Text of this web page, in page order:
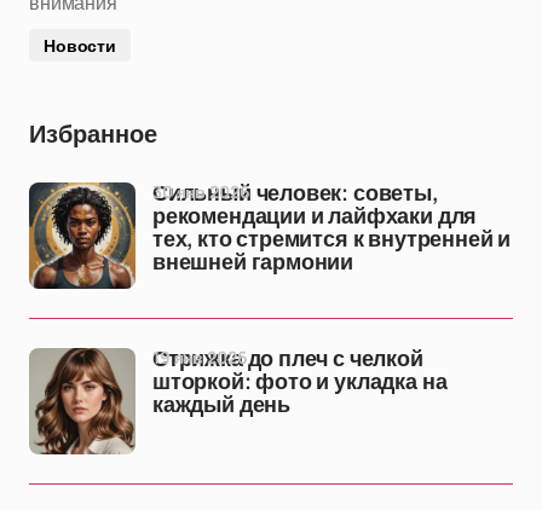
Новости
Избранное
Сильный человек: советы,
рекомендации и лайфхаки для
тех, кто стремится к внутренней и
внешней гармонии
30 янв 2026
Стрижка до плеч с челкой
шторкой: фото и укладка на
каждый день
19 янв 2026